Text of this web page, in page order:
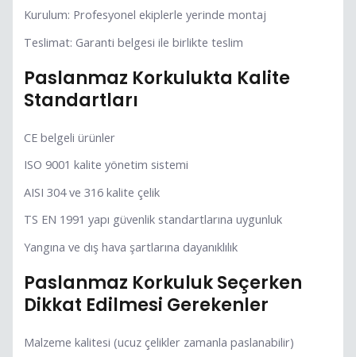
Kurulum: Profesyonel ekiplerle yerinde montaj
Teslimat: Garanti belgesi ile birlikte teslim
Paslanmaz Korkulukta Kalite
Standartları
CE belgeli ürünler
ISO 9001 kalite yönetim sistemi
AISI 304 ve 316 kalite çelik
TS EN 1991 yapı güvenlik standartlarına uygunluk
Yangına ve dış hava şartlarına dayanıklılık
Paslanmaz Korkuluk Seçerken
Dikkat Edilmesi Gerekenler
Malzeme kalitesi (ucuz çelikler zamanla paslanabilir)